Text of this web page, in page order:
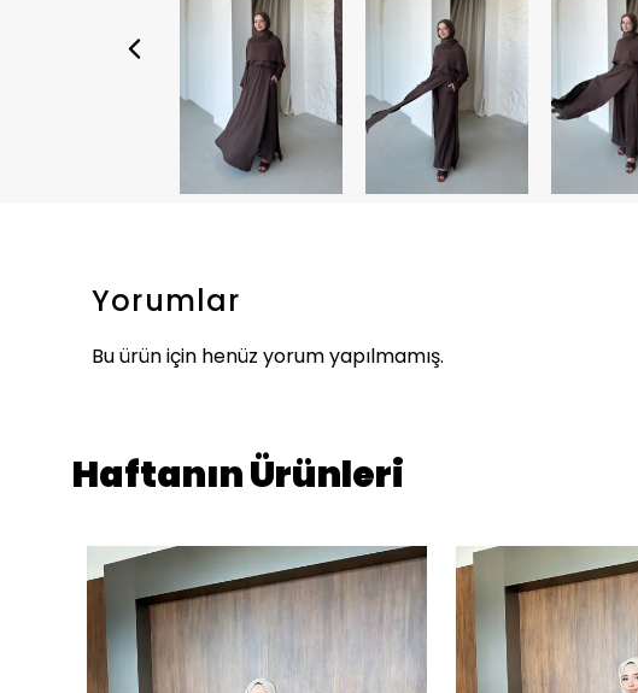
Yorumlar
Bu ürün için henüz yorum yapılmamış.
Haftanın Ürünleri